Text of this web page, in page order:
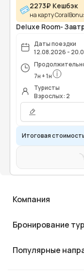
2273₽ Кешбэк
на карту
Deluxe Room-
Даты поездки
12.08.2026 -
7н +1н
Туристы
Взрослых: 2
Итоговая
Компания
Бронирование
Популярные